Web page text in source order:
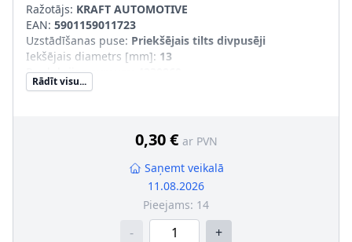
Ražotājs: KRAFT AUTOMOTIVE
EAN: 5901159011723
Uzstādīšanas puse: Priekšējais tilts divpusēji
Iekšējais diametrs [mm]: 13
Produkcijas numurs
Rādīt visu...
0,30 € ar PVN
Saņemt veikalā
11.08.2026
Pieejams: 14
- +